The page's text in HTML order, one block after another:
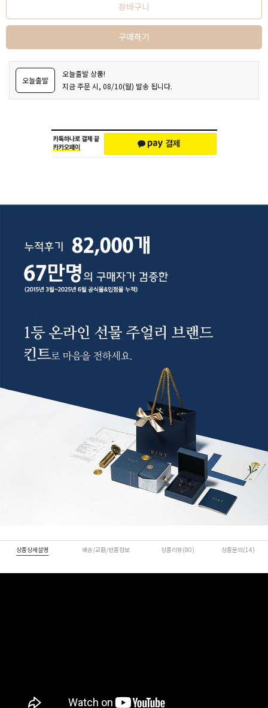
장바구니
구매하기
오늘출발
오늘출발 상품!
지금 주문 시, 08/10(월) 발송 됩니다.
상품상세설명 배송/교환/반품정보 상품리뷰(80) 상품문의(14)